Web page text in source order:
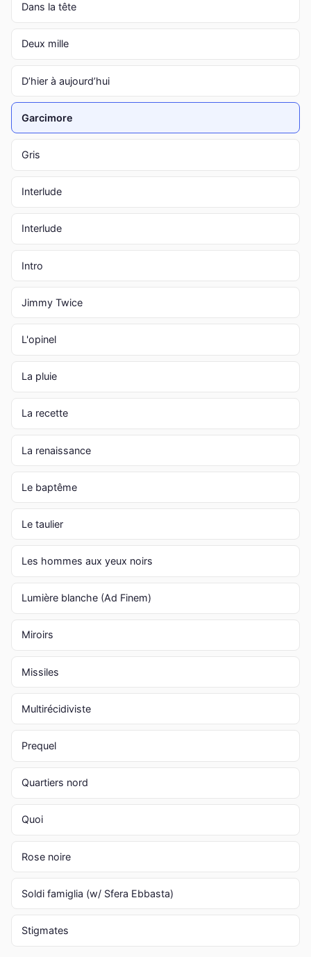
Dans la tête
Deux mille
D’hier à aujourd’hui
Garcimore
Gris
Interlude
Interlude
Intro
Jimmy Twice
L'opinel
La pluie
La recette
La renaissance
Le baptême
Le taulier
Les hommes aux yeux noirs
Lumière blanche (Ad Finem)
Miroirs
Missiles
Multirécidiviste
Prequel
Quartiers nord
Quoi
Rose noire
Soldi famiglia (w/ Sfera Ebbasta)
Stigmates